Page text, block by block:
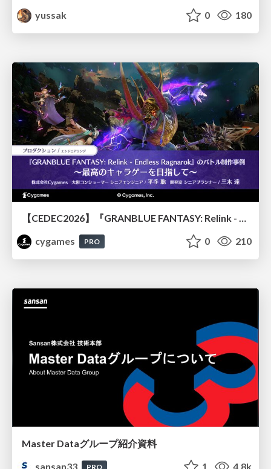
yussak
0 180
cygames
PRO 0 210
Master Dataグループ紹介資料
sansan33
PRO 1 4.8k